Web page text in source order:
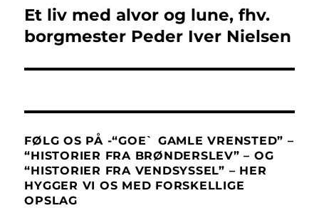
Næste
indlæg:
Et liv med alvor og lune, fhv.
borgmester Peder Iver Nielsen
FØLG OS PÅ -“GOE` GAMLE VRENSTED” –
“HISTORIER FRA BRØNDERSLEV” – OG
“HISTORIER FRA VENDSYSSEL” – HER
HYGGER VI OS MED FORSKELLIGE
OPSLAG